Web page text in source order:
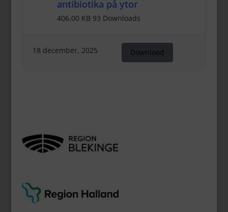
antibiotika på ytor
406.00 KB 93 Downloads
18 december, 2025 Download